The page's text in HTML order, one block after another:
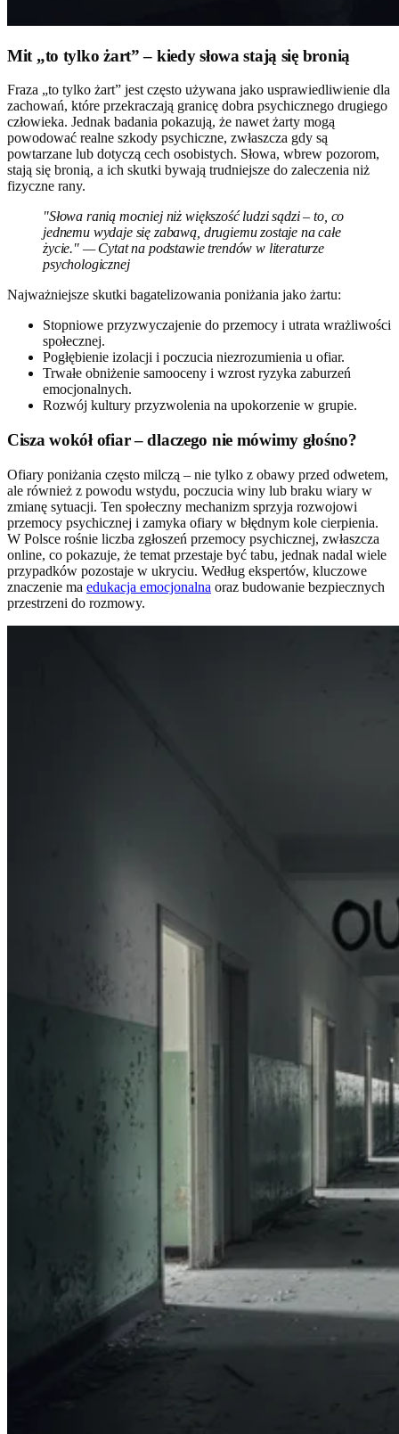
Mit „to tylko żart” – kiedy słowa stają się bronią
Fraza „to tylko żart” jest często używana jako usprawiedliwienie dla
zachowań, które przekraczają granicę dobra psychicznego drugiego
człowieka. Jednak badania pokazują, że nawet żarty mogą
powodować realne szkody psychiczne, zwłaszcza gdy są
powtarzane lub dotyczą cech osobistych. Słowa, wbrew pozorom,
stają się bronią, a ich skutki bywają trudniejsze do zaleczenia niż
fizyczne rany.
"Słowa ranią mocniej niż większość ludzi sądzi – to, co
jednemu wydaje się zabawą, drugiemu zostaje na całe
życie." — Cytat na podstawie trendów w literaturze
psychologicznej
Najważniejsze skutki bagatelizowania poniżania jako żartu:
Stopniowe przyzwyczajenie do przemocy i utrata wrażliwości
społecznej.
Pogłębienie izolacji i poczucia niezrozumienia u ofiar.
Trwałe obniżenie samooceny i wzrost ryzyka zaburzeń
emocjonalnych.
Rozwój kultury przyzwolenia na upokorzenie w grupie.
Cisza wokół ofiar – dlaczego nie mówimy głośno?
Ofiary poniżania często milczą – nie tylko z obawy przed odwetem,
ale również z powodu wstydu, poczucia winy lub braku wiary w
zmianę sytuacji. Ten społeczny mechanizm sprzyja rozwojowi
przemocy psychicznej i zamyka ofiary w błędnym kole cierpienia.
W Polsce rośnie liczba zgłoszeń przemocy psychicznej, zwłaszcza
online, co pokazuje, że temat przestaje być tabu, jednak nadal wiele
przypadków pozostaje w ukryciu. Według ekspertów, kluczowe
znaczenie ma edukacja emocjonalna oraz budowanie bezpiecznych
przestrzeni do rozmowy.